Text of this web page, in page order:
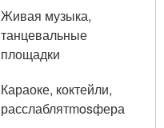
Живая музыка,
танцевальные
площадки
Караоке, коктейли,
расслаблятmosфера